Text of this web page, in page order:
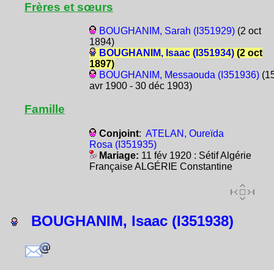
Frères et sœurs
BOUGHANIM, Sarah (I351929)(2 oct
1894)
BOUGHANIM, Isaac (I351934)(2 oct
1897)
BOUGHANIM, Messaouda (I351936)
avr 1900 - 30 déc 1903)
Famille
Conjoint: ATELAN, Oureïda
Rosa (I351935)
Mariage: 11 fév 1920 : Sétif Algérie
Française ALGÉRIE Constantine
BOUGHANIM, Isaac (I351938)